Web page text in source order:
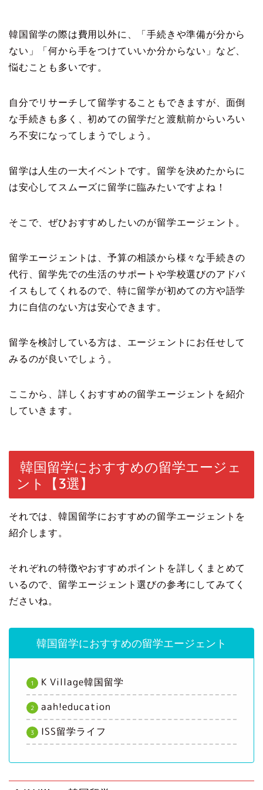
韓国留学の際は費用以外に、「手続きや準備が分から
ない」「何から手をつけていいか分からない」など、
悩むことも多いです。
自分でリサーチして留学することもできますが、面倒
な手続きも多く、初めての留学だと渡航前からいろい
ろ不安になってしまうでしょう。
留学は人生の一大イベントです。留学を決めたからに
は安心してスムーズに留学に臨みたいですよね！
そこで、ぜひおすすめしたいのが留学エージェント。
留学エージェントは、予算の相談から様々な手続きの
代行、留学先での生活のサポートや学校選びのアドバ
イスもしてくれるので、特に留学が初めての方や語学
力に自信のない方は安心できます。
留学を検討している方は、エージェントにお任せして
みるのが良いでしょう。
ここから、詳しくおすすめの留学エージェントを紹介
していきます。
韓国留学におすすめの留学エージェ
ント【3選】
それでは、韓国留学におすすめの留学エージェントを
紹介します。
それぞれの特徴やおすすめポイントを詳しくまとめて
いるので、留学エージェント選びの参考にしてみてく
ださいね。
韓国留学におすすめの留学エージェント
K Village韓国留学
aah!education
ISS留学ライフ